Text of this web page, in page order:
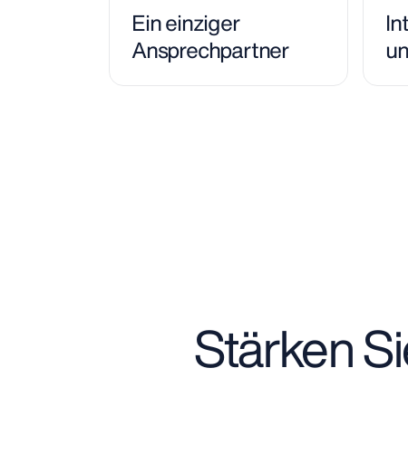
Ein einziger
Ansprechpartner
Stärken